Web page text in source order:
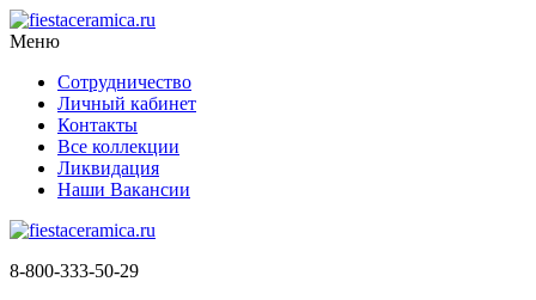
Меню
Сотрудничество
Личный кабинет
Контакты
Все коллекции
Ликвидация
Наши Вакансии
8-800-333-50-29